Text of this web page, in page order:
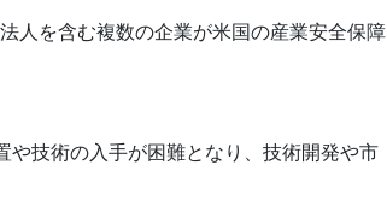
人を含む複数の企業が米国の産業安全保障
や技術の入手が困難となり、技術開発や市